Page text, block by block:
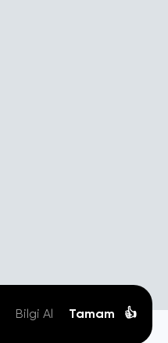
Bilgi Al Tamam 👍